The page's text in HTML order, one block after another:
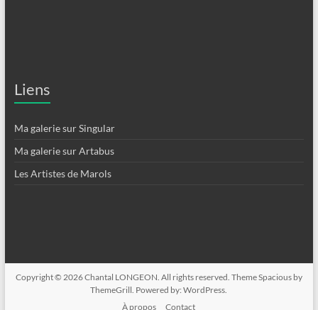
Liens
Ma galerie sur Singular
Ma galerie sur Artabus
Les Artistes de Marols
Copyright © 2026Chantal LONGEON . All rights reserved. ThemeSpaciousby
ThemeGrill. Powered by:WordPress
À propos
Contact